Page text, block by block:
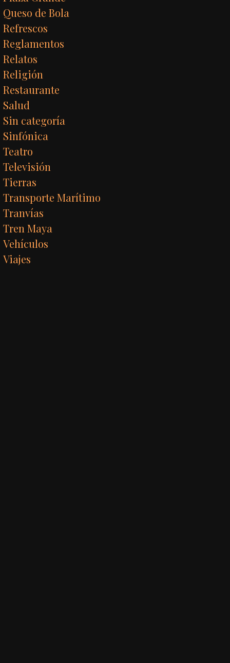
Queso de Bola
Refrescos
Reglamentos
Relatos
Religión
Restaurante
Salud
Sin categoría
Sinfónica
Teatro
Televisión
Tierras
Transporte Marítimo
Tranvías
Tren Maya
Vehículos
Viajes